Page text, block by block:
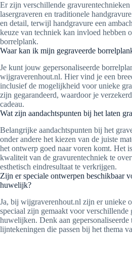
Er zijn verschillende gravurentechnieken
lasergraveren en traditionele
en detail, terwijl handgravure een
keuze van techniek kan invloed hebben
borrelplank.
Waar kan ik mijn gegraveerde
Je kunt jouw gepersonaliseerde
wijgraverenhout.nl. Hier vind je een
inclusief de mogelijkheid voor unieke
zijn gegarandeerd, waardoor je
cadeau.
Wat zijn aandachtspunten bij het laten
Belangrijke aandachtspunten bij het
onder andere het kiezen van de juiste
het ontwerp goed naar voren komt. Het
kwaliteit van de gravurentechniek te
esthetisch eindresultaat te verkrijgen.
Zijn er speciale ontwerpen beschikbaar
huwelijk?
Ja, bij wijgraverenhout.nl zijn er unieke
speciaal zijn gemaakt voor verschillende
huwelijken. Denk aan gepersonaliseerde
lijntekeningen die passen bij het thema